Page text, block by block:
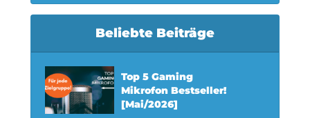
Beliebte Beiträge
Top 5 Gaming
Mikrofon Bestseller!
[Mai/2026]